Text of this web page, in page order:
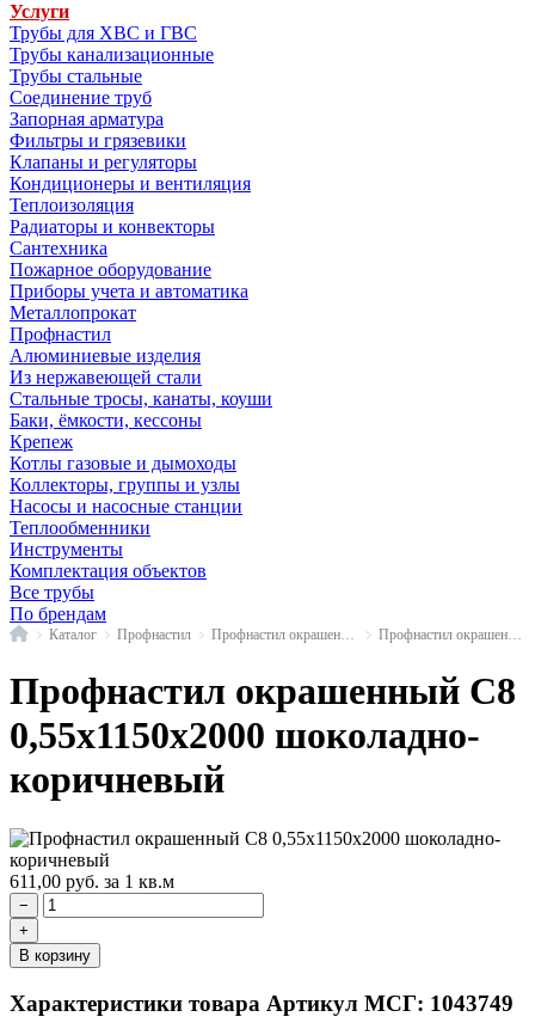
Услуги
Трубы для ХВС и ГВС
Трубы канализационные
Трубы стальные
Соединение труб
Запорная арматура
Фильтры и грязевики
Клапаны и регуляторы
Кондиционеры и вентиляция
Теплоизоляция
Радиаторы и конвекторы
Сантехника
Пожарное оборудование
Приборы учета и автоматика
Металлопрокат
Профнастил
Алюминиевые изделия
Из нержавеющей стали
Стальные тросы, канаты, коуши
Баки, ёмкости, кессоны
Крепеж
Котлы газовые и дымоходы
Коллекторы, группы и узлы
Насосы и насосные станции
Теплообменники
Инструменты
Комплектация объектов
Все трубы
По брендам
ГлавнаяКаталог Профнастил
Профнастил окрашенный С8
0,55x1150x2000 шоколадно-
коричневый
611,00 руб. за 1 кв.м
−
+
В корзину
Характеристики товара Артикул МСГ: 1043749